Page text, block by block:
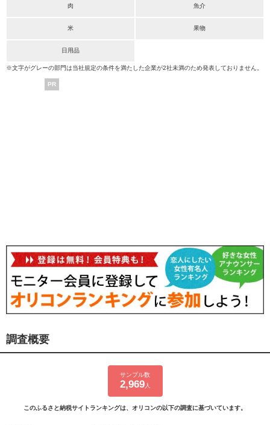
肉 魚介
米 果物
日用品
※文字がグレーの部門は当社規定の条件を満たした企業が2社未満のため発表しておりません。
PR
調査概要
サンプル数
2,969人
このふるさと納税サイトランキングは、オリコンの以下の調査に基づいています。